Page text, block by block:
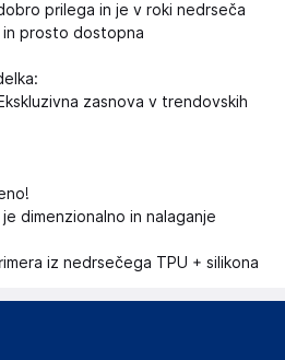
prilega in je v roki nedrseča
in prosto dostopna
zasnova v trendovskih
dimenzionalno in nalaganje
iz nedrsečega TPU + silikona